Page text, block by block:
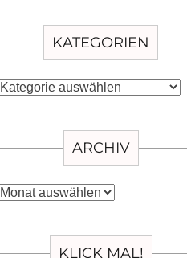
KATEGORIEN
Kategorien
ARCHIV
Archiv
KLICK MAL!